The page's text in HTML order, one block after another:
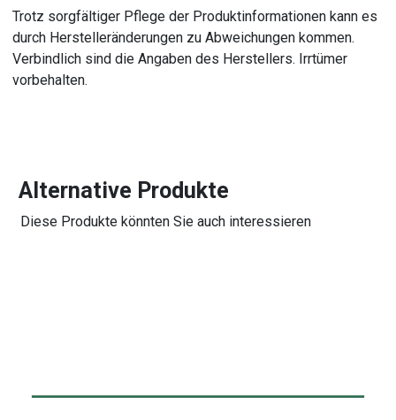
Trotz sorgfältiger Pflege der Produktinformationen kann es
durch Herstelleränderungen zu Abweichungen kommen.
Verbindlich sind die Angaben des Herstellers. Irrtümer
vorbehalten.
Alternative Produkte
Diese Produkte könnten Sie auch interessieren